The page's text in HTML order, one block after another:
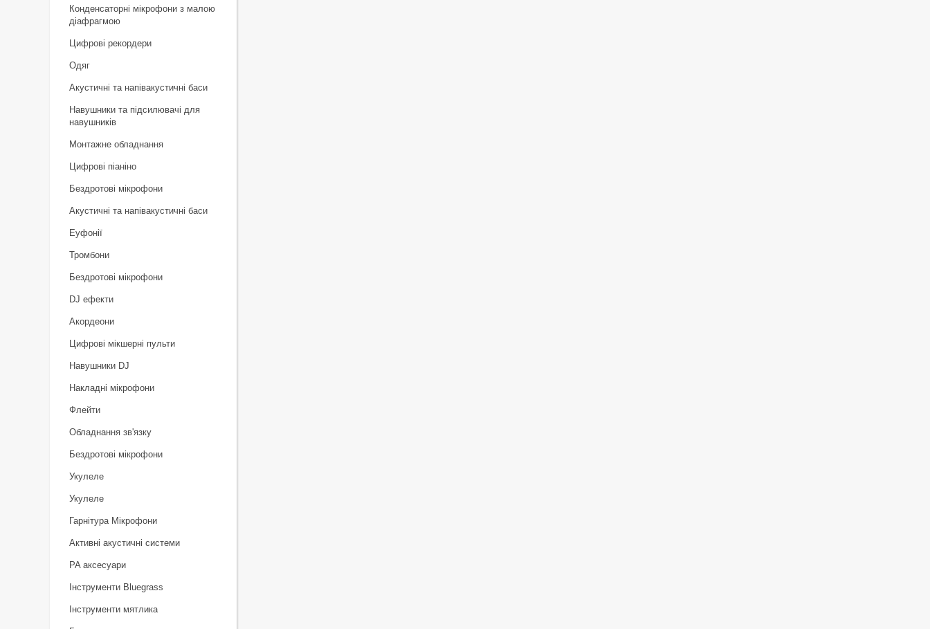
Конденсаторні мікрофони з малою
діафрагмою
Цифрові рекордери
Одяг
Акустичні та напівакустичні баси
Навушники та підсилювачі для
навушників
Монтажне обладнання
Цифрові піаніно
Бездротові мікрофони
Акустичні та напівакустичні баси
Еуфонії
Тромбони
Бездротові мікрофони
DJ ефекти
Акордеони
Цифрові мікшерні пульти
Навушники DJ
Накладні мікрофони
Флейти
Обладнання зв'язку
Бездротові мікрофони
Укулеле
Укулеле
Гарнітура Мікрофони
Активні акустичні системи
PA аксесуари
Інструменти Bluegrass
Інструменти мятлика